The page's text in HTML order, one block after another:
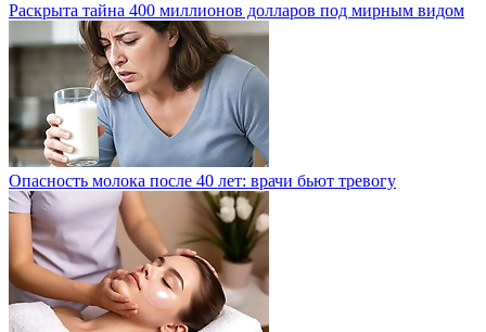
Раскрыта тайна 400 миллионов долларов под мирным видом
Опасность молока после 40 лет: врачи бьют тревогу